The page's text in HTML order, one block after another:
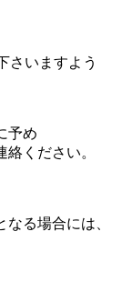
さいますよう
予め
ください。
る場合には、